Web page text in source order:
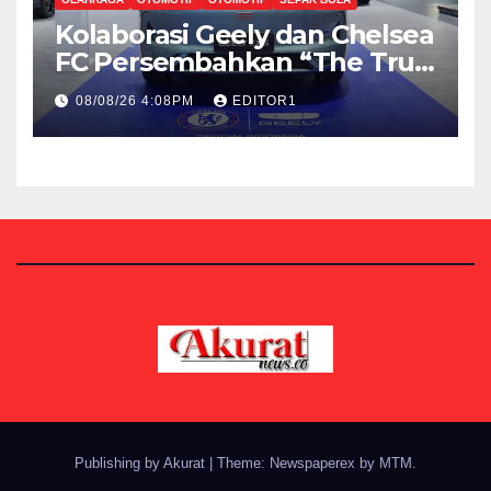
Kolaborasi Geely dan Chelsea
FC Persembahkan “The True
Blue Journey di Indonesia”
08/08/26 4:08PM EDITOR1
Publishing by Akurat Theme: Newspaperex by MTM